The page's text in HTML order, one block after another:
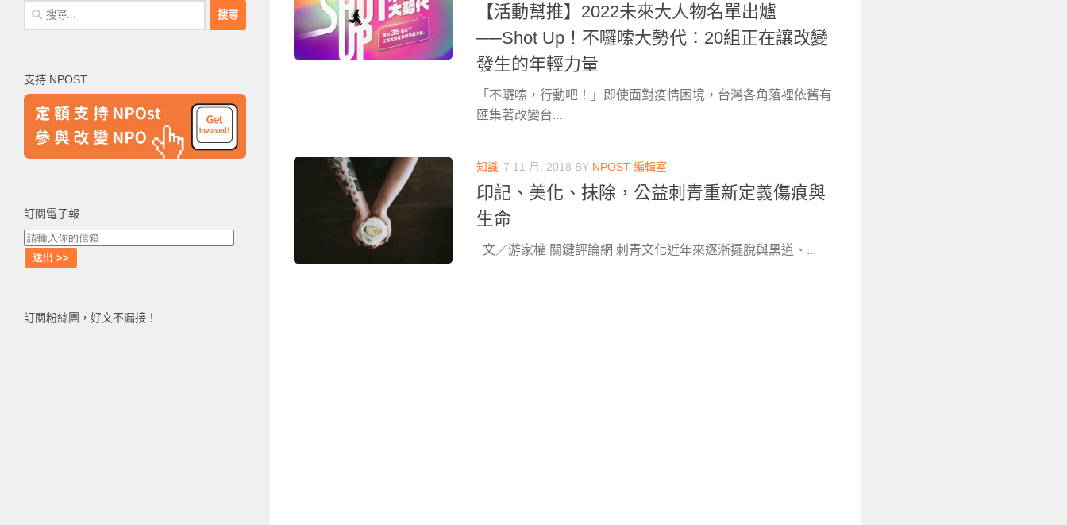
【活動幫推】2022未來大人物名單出爐
──Shot Up！不囉嗦大勢代：20組正在讓改變
發生的年輕力量
「不囉嗦，行動吧！」即使面對疫情困境，台灣各角落裡依舊有
匯集著改變台...
知識 7 11 月, 2018 BY NPOST 編輯室
印記、美化、抹除，公益刺青重新定義傷痕與
生命
文／游家權 關鍵評論網 刺青文化近年來逐漸擺脫與黑道、...
搜
尋
字:
支持 NPOST
訂閱電子報
訂閱粉絲團，好文不漏接！